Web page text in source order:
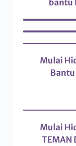
bantu
Mulai
Bantu
Mulai
TEMAN